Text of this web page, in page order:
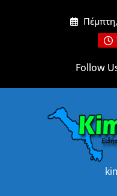
Follow